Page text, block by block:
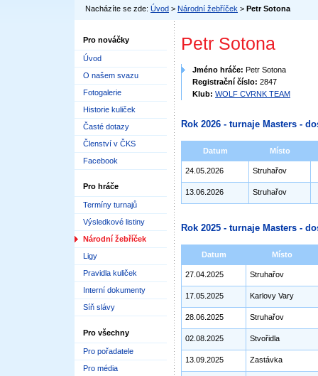
Nacházíte se zde: Úvod > Národní žebříček > Petr Sotona
Pro nováčky
Úvod
O našem svazu
Fotogalerie
Historie kuliček
Časté dotazy
Členství v ČKS
Facebook
Pro hráče
Termíny turnajů
Výsledkové listiny
Národní žebříček
Ligy
Pravidla kuliček
Interní dokumenty
Síň slávy
Pro všechny
Pro pořadatele
Pro média
Petr Sotona
Jméno hráče: Petr Sotona
Registrační číslo: 2847
Klub: WOLF CVRNK TEAM
Rok 2026 - turnaje Masters -
Datum Místo
24.05.2026 Struhařov
13.06.2026 Struhařov
Rok 2025 - turnaje Masters -
Datum Místo
27.04.2025 Struhařov
17.05.2025 Karlovy Vary
28.06.2025 Struhařov
02.08.2025 Stvořidla
13.09.2025 Zastávka